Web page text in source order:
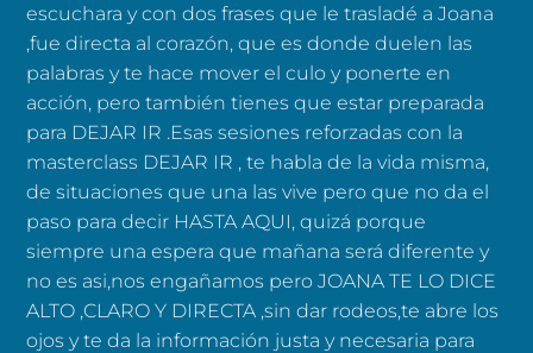
escuchara y con dos frases que le trasladé a Joana
,fue directa al corazón, que es donde duelen las
palabras y te hace mover el culo y ponerte en
acción, pero también tienes que estar preparada
para DEJAR IR .Esas sesiones reforzadas con la
masterclass DEJAR IR , te habla de la vida misma,
de situaciones que una las vive pero que no da el
paso para decir HASTA AQUI, quizá porque
siempre una espera que mañana será diferente y
no es asi,nos engañamos pero JOANA TE LO DICE
ALTO ,CLARO Y DIRECTA ,sin dar rodeos,te abre los
ojos y te da la información justa y necesaria para